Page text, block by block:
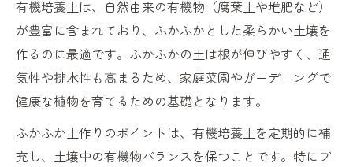
有機培養土は、自然由来の有機物（腐葉土や堆肥など）
が豊富に含まれており、ふかふかとした柔らかい土壌を
作るのに最適です。ふかふかの土は根が伸びやすく、通
気性や排水性も高まるため、家庭菜園やガーデニングで
健康な植物を育てるための基礎となります。
ふかふか土作りのポイントは、有機培養土を定期的に補
充し、土壌中の有機物バランスを保つことです。特にプ